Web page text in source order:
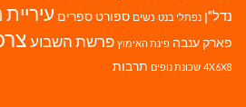
נדל"ן נפתלי בנט נשים ספורט ספרים עיריית
פארק ענבה פינת האימוץ פרשת השבוע
4X6X8 שכונת נופים תרבות